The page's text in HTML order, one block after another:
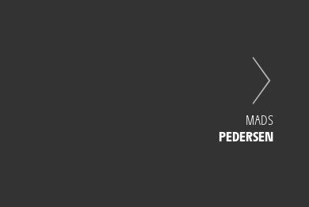
MADS
PEDERSEN